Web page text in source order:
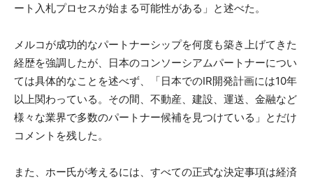
ート入札プロセスが始まる可能性がある」と述べた。
メルコが成功的なパートナーシップを何度も築き上げてきた
経歴を強調したが、日本のコンソーシアムパートナーについ
ては具体的なことを述べず、「日本でのIR開発計画には10年
以上関わっている。その間、不動産、建設、運送、金融など
様々な業界で多数のパートナー候補を見つけている」とだけ
コメントを残した。
また、ホー氏が考えるには、すべての正式な決定事項は経済